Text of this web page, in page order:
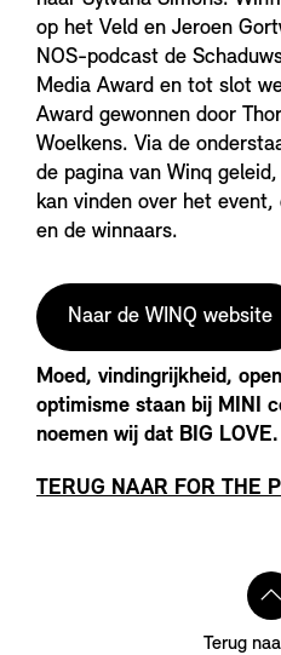
op het Veld en Jeroen
NOS-podcast de
Media Award en tot slot
Award gewonnen door
Woelkens. Via de
de pagina van Winq
kan vinden over het
en de winnaars.
Naar de WINQ website
Moed, vindingrijkheid,
optimisme staan bij MINI
noemen wij dat BIG LOVE.
TERUG NAAR FOR THE
Terug